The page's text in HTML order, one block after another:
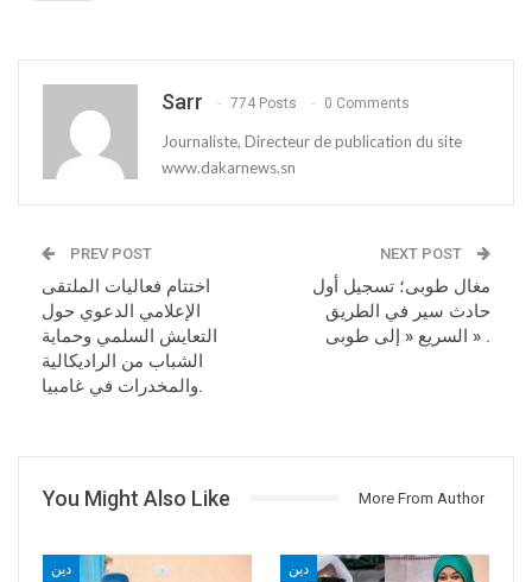
Sarr 774 Posts 0 Comments
Journaliste, Directeur de publication du site
www.dakarnews.sn
PREV POST
اختتام فعاليات الملتقى
الإعلامي الدعوي حول
التعايش السلمي وحماية
الشباب من الراديكالية
والمخدرات في غامبيا.
NEXT POST
مغال طوبى؛ تسجيل أول
حادث سير في الطريق
السريع « إلى طوبى » .
You Might Also Like More From Author
دين دين